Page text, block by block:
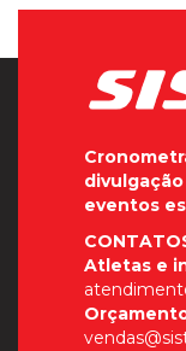
eventos
Atletas e